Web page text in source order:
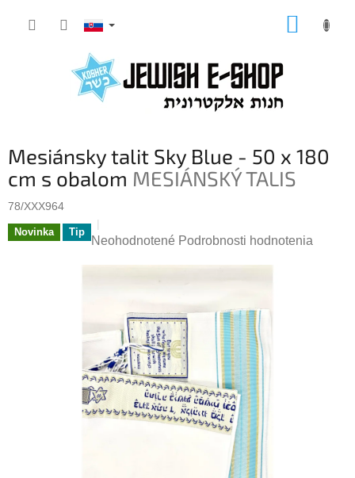
Mesiánsky talit Sky Blue - 50 x 180
cm s obalom MESIÁNSKÝ TALIS
78/XXX964
Novinka Tip
Priemerné
hviezdičiek.
Neohodnotené Podrobnosti hodnotenia